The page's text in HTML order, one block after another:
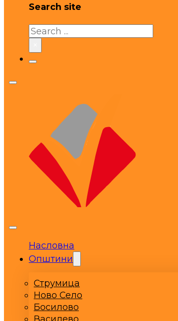
Search site
Search
Насловна
Општини
Струмица
Ново Село
Босилово
Василево